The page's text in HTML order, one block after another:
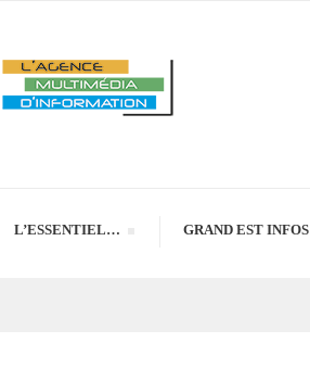
L’ESSENTIEL… GRAND EST INFOS